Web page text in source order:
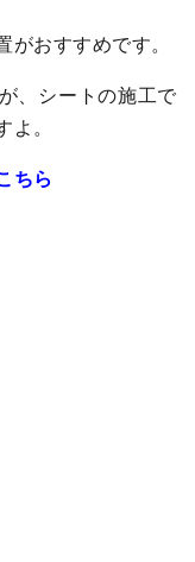
おすすめです。
、シートの施工で
。
ちら